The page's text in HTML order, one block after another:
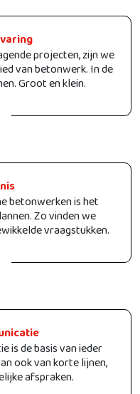
projecten, zijn we
van betonwerk. In de
Groot en klein.
betonwerken is het
Zo vinden we
vraagstukken.
is de basis van ieder
ook van korte lijnen,
afspraken.